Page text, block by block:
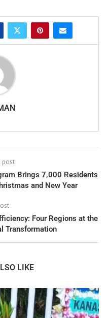
post
Brings 7,000 Residents
and New Year
Four Regions at the
Transformation
LIKE